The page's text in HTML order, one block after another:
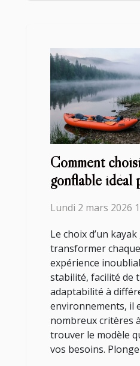
Comment
gonflable idéal
Lundi 2 mars 2026
Le choix d’un
transformer
expérience
stabilité, facilité de
adaptabilité à
environnements, il
nombreux critères
trouver le modèle
vos besoins.